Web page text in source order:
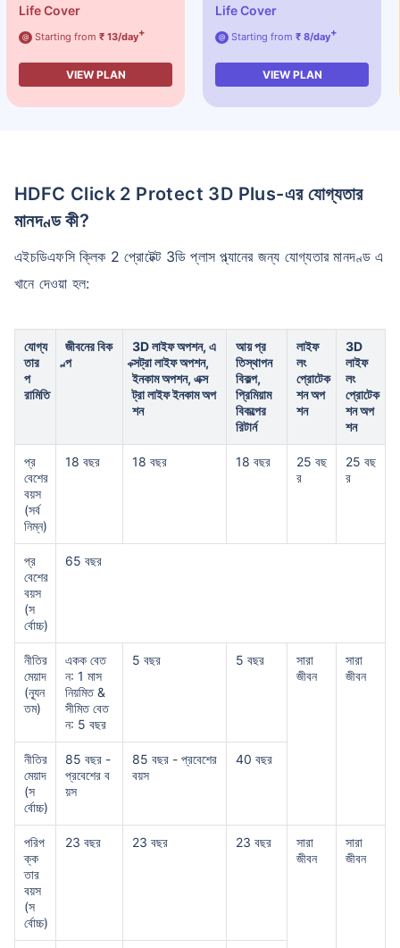
Life Cover
@ Starting from ₹ 13/day+
VIEW PLAN
Life Cover
@ Starting from ₹ 8/day+
VIEW PLAN
HDFC Click 2 Protect 3D Plus-এর যোগ্যতার
মানদণ্ড কী?
এইচডিএফসি ক্লিক 2 প্রোটেক্ট 3ডি প্লাস প্ল্যানের জন্য যোগ্যতার মানদণ্ড এ
খানে দেওয়া হল:
যোগ্য
তার
প
রামিতি
জীবনের বিক
ল্প
3D লাইফ অপশন, এ
ক্সট্রা লাইফ অপশন,
ইনকাম অপশন, এক্স
ট্রা লাইফ ইনকাম অপ
শন
আয় প্র
তিস্থাপন
বিকল্প,
প্রিমিয়াম
বিকল্পের
রিটার্ন
লাইফ
লং
প্রোটেক
শন অপ
শন
3D
লাইফ
লং
প্রোটেক
শন অপ
শন
প্র
বেশের
বয়স
(সর্ব
নিম্ন)
18 বছর 18 বছর 18 বছর
25 বছ
র
25 বছ
র
প্র
বেশের
বয়স
(স
র্বোচ্চ)
65 বছর
নীতির
মেয়াদ
(ন্যূন
তম)
একক বেত
ন: 1 মাস
নিয়মিত &
সীমিত বেত
ন: 5 বছর
5 বছর 5 বছর
সারা
জীবন
সারা
জীবন
নীতির
মেয়াদ
(স
র্বোচ্চ)
85 বছর -
প্রবেশের ব
য়স
85 বছর - প্রবেশের
বয়স
40 বছর
পরিপ
ক্ক
তার
বয়স
(স
র্বোচ্চ)
23 বছর 23 বছর 23 বছর
সারা
জীবন
সারা
জীবন